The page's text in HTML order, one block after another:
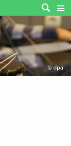
© dpa